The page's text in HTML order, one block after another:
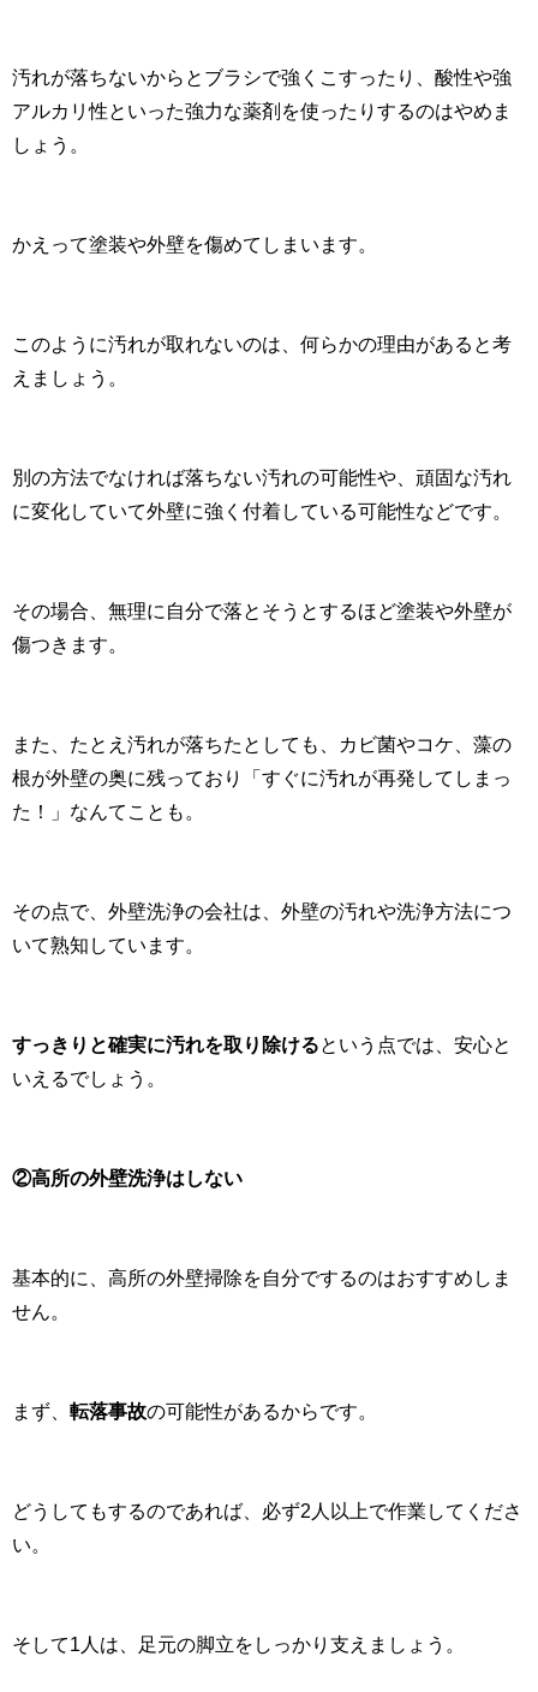
汚れが落ちないからとブラシで強くこすったり、酸性や強
アルカリ性といった強力な薬剤を使ったりするのはやめま
しょう。
かえって塗装や外壁を傷めてしまいます。
このように汚れが取れないのは、何らかの理由があると考
えましょう。
別の方法でなければ落ちない汚れの可能性や、頑固な汚れ
に変化していて外壁に強く付着している可能性などです。
その場合、無理に自分で落とそうとするほど塗装や外壁が
傷つきます。
また、たとえ汚れが落ちたとしても、カビ菌やコケ、藻の
根が外壁の奥に残っており「すぐに汚れが再発してしまっ
た！」なんてことも。
その点で、外壁洗浄の会社は、外壁の汚れや洗浄方法につ
いて熟知しています。
すっきりと確実に汚れを取り除けるという点では、安心と
いえるでしょう。
②高所の外壁洗浄はしない
基本的に、高所の外壁掃除を自分でするのはおすすめしま
せん。
まず、 転落事故の可能性があるからです。
どうしてもするのであれば、必ず2人以上で作業してくださ
い。
そして1人は、足元の脚立をしっかり支えましょう。